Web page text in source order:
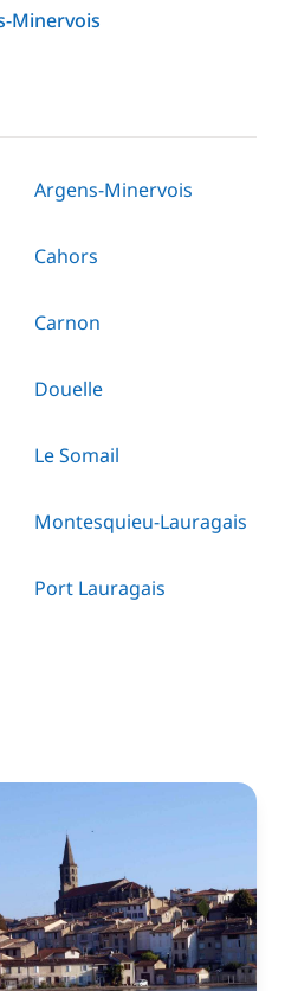
Minervois
Argens-Minervois
Cahors
Carnon
Douelle
Le Somail
Montesquieu-Lauragais
Port Lauragais